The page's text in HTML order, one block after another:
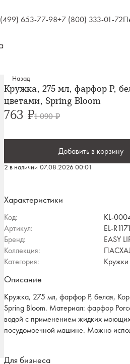
653-77-98+7 (800) 333-01-72
Назад
Кружка, 275 мл, фарфор P,
цветами, Spring Bloom
763 ₽1 090 ₽
2 в наличии 07.08.2026 00:01
Добавить в корзину
Характеристики
Код:
KL-
Артикул:
EL-
Бренд:
EASY
Коллекция:
Категория:
Кружки
Описание
Кружка, 275 мл, фарфор P, белая,
Spring Bloom. Материал: фарфор
водой с применением жидких
посудомоечной машине. Можно
Для бизнеса